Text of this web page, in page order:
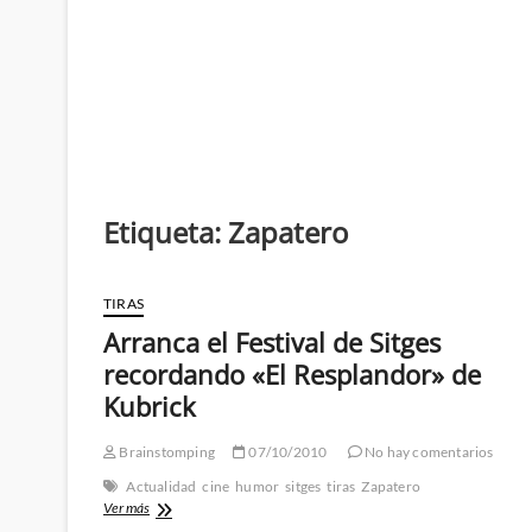
Etiqueta: Zapatero
TIRAS
Arranca el Festival de Sitges
recordando «El Resplandor» de
Kubrick
Brainstomping 07/10/2010
No hay comentarios
Actualidad cine humor sitges tiras Zapatero
Ver másArranca